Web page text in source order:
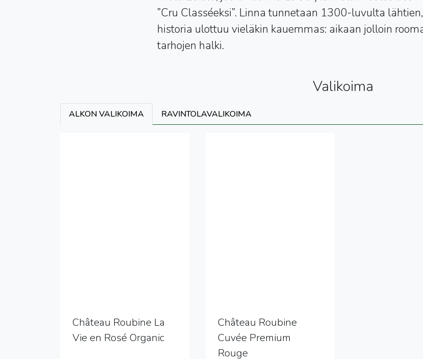
”Cru Classéeksi”. Linna tunnetaan 1300-luvulta
historia ulottuu vieläkin kauemmas: aikaan jolloin
tarhojen halki.
Valikoima
ALKON VALIKOIMA RAVINTOLAVALIKOIMA
Château Roubine La
Vie en Rosé Organic
Château Roubine
Cuvée Premium
Rouge